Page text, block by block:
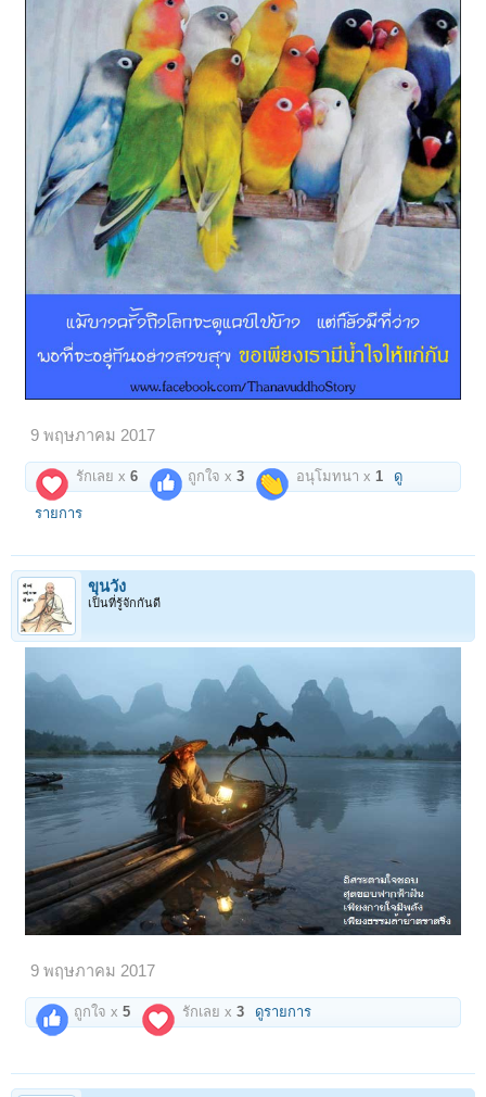
9 พฤษภาคม 2017
รักเลย x6 ถูกใจ x3 อนุโมทนา x 1 ดู
รายการ
ขุนวัง
เป็นที่รู้จักกันดี
9 พฤษภาคม 2017
ถูกใจ x5 รักเลย x3 ดูรายการ